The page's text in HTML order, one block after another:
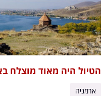
הטיול היה מאוד מוצלח
ארמניה